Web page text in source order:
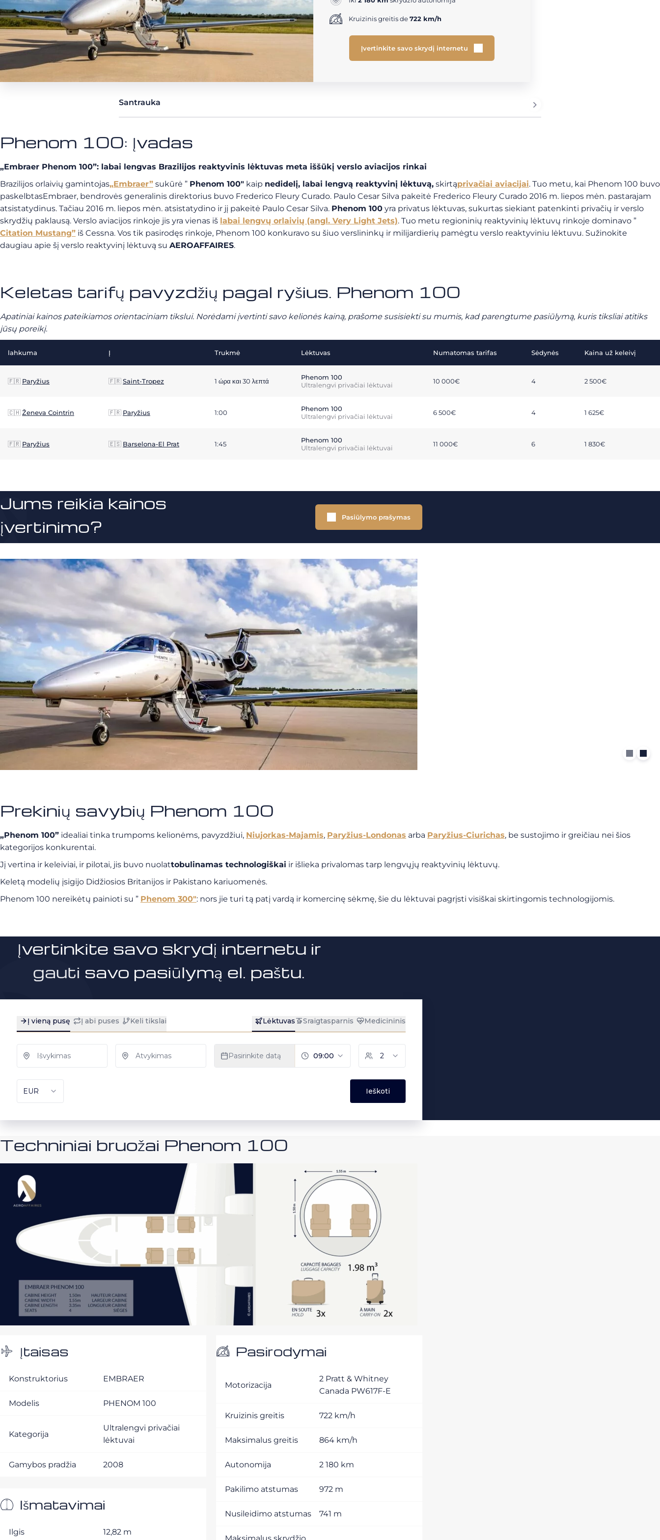
Kruizinis greitis de722 km/h
Įvertinkite savo skrydį internetu
Santrauka
Phenom 100: Įvadas
„Embraer Phenom 100”: labai lengvas Brazilijos reaktyvinis lėktuvas meta iššūkį verslo aviacijos rinkai
Brazilijos orlaivių gamintojas„Embraer” sukūrė ” Phenom 100″ kaip nedidelį, labai lengvą reaktyvinį lėktuvą, skirtąprivačiai aviacijai. Tuo metu, kai Phenom 100 buvo
paskelbtasEmbraer, bendrovės generalinis direktorius buvo Frederico Fleury Curado. Paulo Cesar Silva pakeitė Frederico Fleury Curado 2016 m. liepos mėn. pastarajam
atsistatydinus. Tačiau 2016 m. liepos mėn. atsistatydino ir jį pakeitė Paulo Cesar Silva. Phenom 100 yra privatus lėktuvas, sukurtas siekiant patenkinti privačių ir verslo
skrydžių paklausą. Verslo aviacijos rinkoje jis yra vienas iš labai lengvų orlaivių (angl. Very Light Jets). Tuo metu regioninių reaktyvinių lėktuvų rinkoje dominavo ”
Citation Mustang” iš Cessna. Vos tik pasirodęs rinkoje, Phenom 100 konkuravo su šiuo verslininkų ir milijardierių pamėgtu verslo reaktyviniu lėktuvu. Sužinokite
daugiau apie šį verslo reaktyvinį lėktuvą su AEROAFFAIRES.
Keletas tarifų pavyzdžių pagal ryšius. Phenom 100
Apatiniai kainos pateikiamos orientaciniam tikslui. Norėdami įvertinti savo kelionės kainą, prašome susisiekti su mumis, kad parengtume pasiūlymą, kuris tiksliai atitiks
jūsų poreikį.
lahkuma Į Trukmė Lėktuvas Numatomas tarifas Sėdynės Kaina už keleivį
🇫🇷 Paryžius 🇫🇷Saint-Tropez 1 ώρα και 30 λεπτά
Phenom 100
Ultralengvi privačiai lėktuvai
10 000€ 4 2 500€
🇨🇭Ženeva Cointrin 🇫🇷 Paryžius 1:00
Phenom 100
Ultralengvi privačiai lėktuvai
6 500€ 4 1 625€
🇫🇷 Paryžius 🇪🇸 Barselona-El Prat 1:45
Phenom 100
Ultralengvi privačiai lėktuvai
11 000€ 6 1 830€
Jums reikia kainos
įvertinimo?
Pasiūlymo prašymas
Prekinių savybių Phenom 100
„Phenom 100” idealiai tinka trumpoms kelionėms, pavyzdžiui, Niujorkas-Majamis, Paryžius-Londonas arba Paryžius-Ciurichas, be sustojimo ir greičiau nei šios
kategorijos konkurentai.
Jį vertina ir keleiviai, ir pilotai, jis buvo nuolattobulinamas technologiškai ir išlieka privalomas tarp lengvųjų reaktyvinių lėktuvų.
Keletą modelių įsigijo Didžiosios Britanijos ir Pakistano kariuomenės.
Phenom 100 nereikėtų painioti su ” Phenom 300″: nors jie turi tą patį vardą ir komercinę sėkmę, šie du lėktuvai pagrįsti visiškai skirtingomis technologijomis.
Įvertinkite savo skrydį internetu ir
gauti savo pasiūlymą el. paštu.
Techniniai bruožai Phenom 100
Įtaisas
Konstruktorius EMBRAER
Modelis PHENOM 100
Kategorija
Ultralengvi privačiai
lėktuvai
Gamybos pradžia 2008
Išmatavimai
Ilgis 12,82 m
Pasirodymai
Motorizacija
2 Pratt & Whitney
Canada PW617F-E
Kruizinis greitis 722 km/h
Maksimalus greitis 864 km/h
Autonomija 2 180 km
Pakilimo atstumas 972 m
Nusileidimo atstumas 741 m